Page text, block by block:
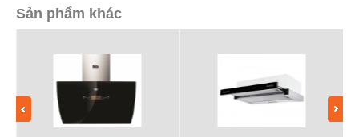
Sản phẩm khác